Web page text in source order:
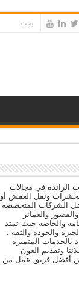
الرائدة في مجالات
الحشرات ونقل العفش أو
الشركات المتخصصة
والعمائر
والخاصة حيث تمتد
والجودة والثقة .
بالخدمات المتميزة
وتقديم العون
من أفضل فريق عمل من